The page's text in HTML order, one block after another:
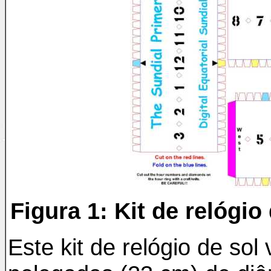
Figura 1: Kit de
Este kit de relógio de sol